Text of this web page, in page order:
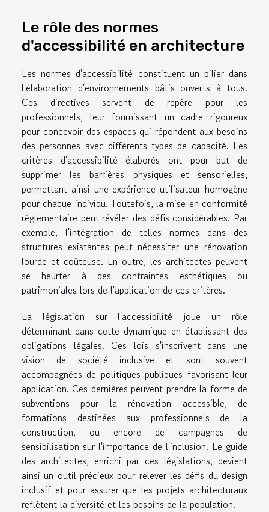
Le rôle des normes
d'accessibilité en architecture
Les normes d'accessibilité constituent un pilier dans
l'élaboration d'environnements bâtis ouverts à tous.
Ces directives servent de repère pour les
professionnels, leur fournissant un cadre rigoureux
pour concevoir des espaces qui répondent aux besoins
des personnes avec différents types de capacité. Les
critères d'accessibilité élaborés ont pour but de
supprimer les barrières physiques et sensorielles,
permettant ainsi une expérience utilisateur homogène
pour chaque individu. Toutefois, la mise en conformité
réglementaire peut révéler des défis considérables. Par
exemple, l'intégration de telles normes dans des
structures existantes peut nécessiter une rénovation
lourde et coûteuse. En outre, les architectes peuvent
se heurter à des contraintes esthétiques ou
patrimoniales lors de l'application de ces critères.
La législation sur l'accessibilité joue un rôle
déterminant dans cette dynamique en établissant des
obligations légales. Ces lois s'inscrivent dans une
vision de société inclusive et sont souvent
accompagnées de politiques publiques favorisant leur
application. Ces dernières peuvent prendre la forme de
subventions pour la rénovation accessible, de
formations destinées aux professionnels de la
construction, ou encore de campagnes de
sensibilisation sur l'importance de l'inclusion. Le guide
des architectes, enrichi par ces législations, devient
ainsi un outil précieux pour relever les défis du design
inclusif et pour assurer que les projets architecturaux
reflètent la diversité et les besoins de la population.